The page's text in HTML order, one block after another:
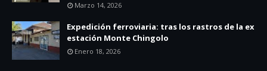
Marzo 14, 2026
Expedición ferroviaria: tras los rastros de la ex
estación Monte Chingolo
Enero 18, 2026